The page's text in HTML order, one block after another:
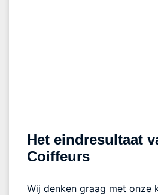
Het eindresultaat
Coiffeurs
Wij denken graag met onze